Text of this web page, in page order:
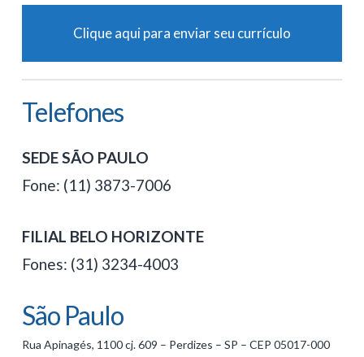
Clique aqui para enviar seu currículo
Telefones
SEDE SÃO PAULO
Fone: (11) 3873-7006
FILIAL BELO HORIZONTE
Fones: (31) 3234-4003
São Paulo
Rua Apinagés, 1100 cj. 609 – Perdizes – SP – CEP 05017-000